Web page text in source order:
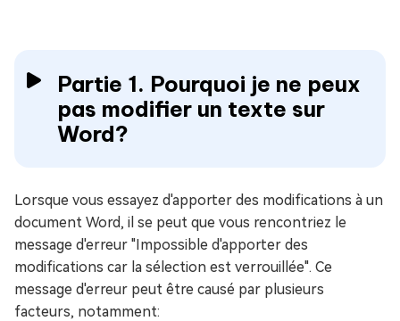
Partie 1. Pourquoi je ne peux
pas modifier un texte sur
Word?
Lorsque vous essayez d'apporter des modifications à un
document Word, il se peut que vous rencontriez le
message d'erreur "Impossible d'apporter des
modifications car la sélection est verrouillée". Ce
message d'erreur peut être causé par plusieurs
facteurs, notamment: